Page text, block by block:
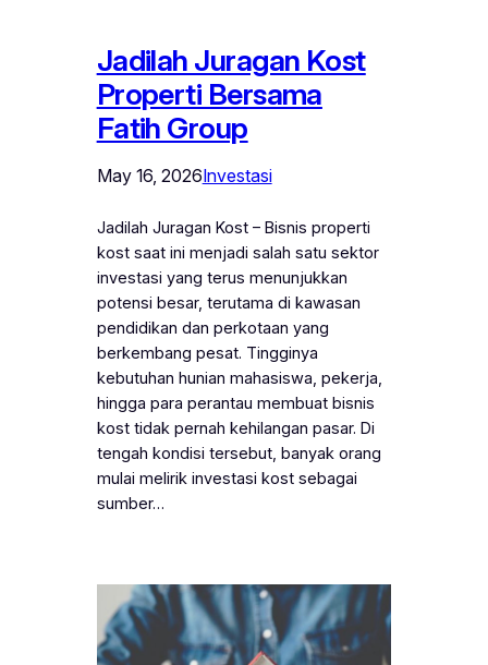
Jadilah Juragan Kost
Properti Bersama
Fatih Group
May 16, 2026Investasi
Jadilah Juragan Kost – Bisnis properti
kost saat ini menjadi salah satu sektor
investasi yang terus menunjukkan
potensi besar, terutama di kawasan
pendidikan dan perkotaan yang
berkembang pesat. Tingginya
kebutuhan hunian mahasiswa, pekerja,
hingga para perantau membuat bisnis
kost tidak pernah kehilangan pasar. Di
tengah kondisi tersebut, banyak orang
mulai melirik investasi kost sebagai
sumber…